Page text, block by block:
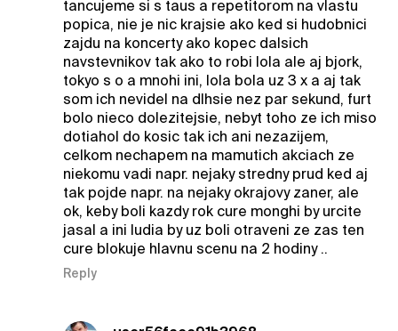
tancujeme si s taus a repetitorom na vlastu
popica, nie je nic krajsie ako ked si hudobnici
zajdu na koncerty ako kopec dalsich
navstevnikov tak ako to robi lola ale aj bjork,
tokyo s o a mnohi ini, lola bola uz 3 x a aj tak
som ich nevidel na dlhsie nez par sekund, furt
bolo nieco dolezitejsie, nebyt toho ze ich miso
dotiahol do kosic tak ich ani nezazijem,
celkom nechapem na mamutich akciach ze
niekomu vadi napr. nejaky stredny prud ked aj
tak pojde napr. na nejaky okrajovy zaner, ale
ok, keby boli kazdy rok cure monghi by urcite
jasal a ini ludia by uz boli otraveni ze zas ten
cure blokuje hlavnu scenu na 2 hodiny ..
Reply